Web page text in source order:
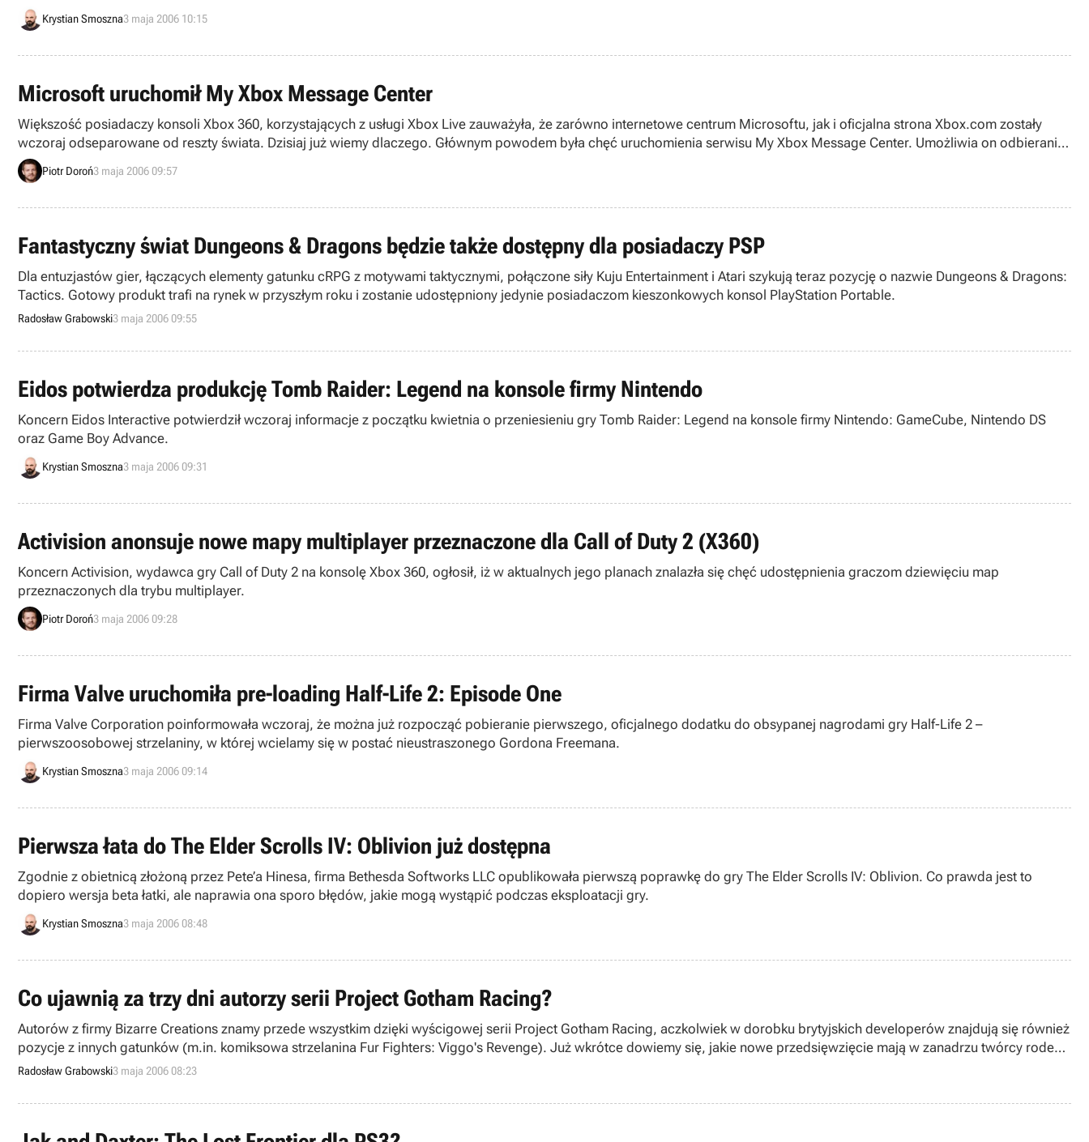
firma Turbine, Inc.
Krystian Smoszna3 maja 2006 10:15
Microsoft uruchomił My Xbox Message Center
Większość posiadaczy konsoli Xbox 360, korzystających z usługi Xbox Live zauważyła, że zarówno internetowe centrum Microsoftu, jak i oficjalna strona Xbox.com zostały
wczoraj odseparowane od reszty świata. Dzisiaj już wiemy dlaczego. Głównym powodem była chęć uruchomienia serwisu My Xbox Message Center. Umożliwia on odbieranie i
wysyłanie wiadomości tekstowych z poziomu strony www.
Piotr Doroń3 maja 2006 09:57
Fantastyczny świat Dungeons & Dragons będzie także dostępny dla posiadaczy PSP
Dla entuzjastów gier, łączących elementy gatunku cRPG z motywami taktycznymi, połączone siły Kuju Entertainment i Atari szykują teraz pozycję o nazwie Dungeons & Dragons:
Tactics. Gotowy produkt trafi na rynek w przyszłym roku i zostanie udostępniony jedynie posiadaczom kieszonkowych konsol PlayStation Portable.
Radosław Grabowski3 maja 2006 09:55
Eidos potwierdza produkcję Tomb Raider: Legend na konsole firmy Nintendo
Koncern Eidos Interactive potwierdził wczoraj informacje z początku kwietnia o przeniesieniu gry Tomb Raider: Legend na konsole firmy Nintendo: GameCube, Nintendo DS
oraz Game Boy Advance.
Krystian Smoszna3 maja 2006 09:31
Activision anonsuje nowe mapy multiplayer przeznaczone dla Call of Duty 2 (X360)
Koncern Activision, wydawca gry Call of Duty 2 na konsolę Xbox 360, ogłosił, iż w aktualnych jego planach znalazła się chęć udostępnienia graczom dziewięciu map
przeznaczonych dla trybu multiplayer.
Piotr Doroń3 maja 2006 09:28
Firma Valve uruchomiła pre-loading Half-Life 2: Episode One
Firma Valve Corporation poinformowała wczoraj, że można już rozpocząć pobieranie pierwszego, oficjalnego dodatku do obsypanej nagrodami gry Half-Life 2 –
pierwszoosobowej strzelaniny, w której wcielamy się w postać nieustraszonego Gordona Freemana.
Krystian Smoszna3 maja 2006 09:14
Pierwsza łata do The Elder Scrolls IV: Oblivion już dostępna
Zgodnie z obietnicą złożoną przez Pete’a Hinesa, firma Bethesda Softworks LLC opublikowała pierwszą poprawkę do gry The Elder Scrolls IV: Oblivion. Co prawda jest to
dopiero wersja beta łatki, ale naprawia ona sporo błędów, jakie mogą wystąpić podczas eksploatacji gry.
Krystian Smoszna3 maja 2006 08:48
Co ujawnią za trzy dni autorzy serii Project Gotham Racing?
Autorów z firmy Bizarre Creations znamy przede wszystkim dzięki wyścigowej serii Project Gotham Racing, aczkolwiek w dorobku brytyjskich developerów znajdują się również
pozycje z innych gatunków (m.in. komiksowa strzelanina Fur Fighters: Viggo's Revenge). Już wkrótce dowiemy się, jakie nowe przedsięwzięcie mają w zanadrzu twórcy rodem
z ojczyzny królowej Elżbiety II.
Radosław Grabowski3 maja 2006 08:23